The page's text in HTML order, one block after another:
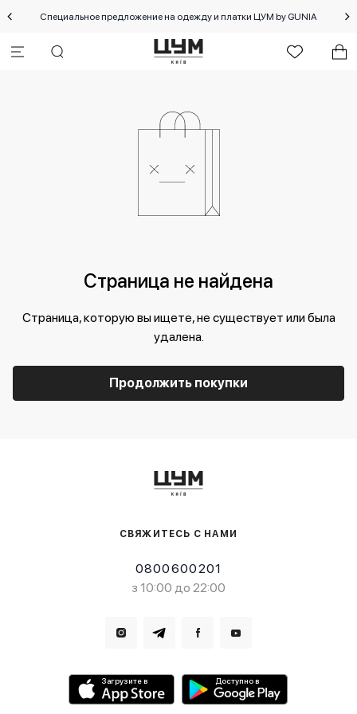
Специальное предложение на одежду и платки ЦУМ by GUNIA
Страница не найдена
Страница, которую вы ищете, не существует или была
удалена.
Продолжить покупки
СВЯЖИТЕСЬ С НАМИ
0800600201
з 10:00 до 22:00
Загрузите в Доступно в